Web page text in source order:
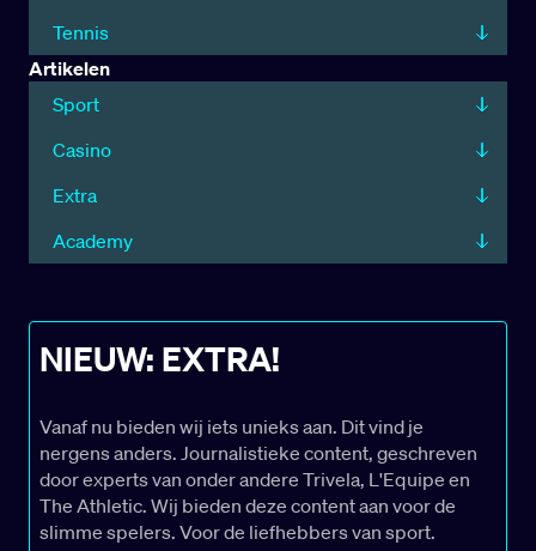
Tennis
Artikelen
Sport
Casino
Extra
Academy
NIEUW: EXTRA!
Vanaf nu bieden wij iets unieks aan. Dit vind je
nergens anders. Journalistieke content, geschreven
door experts van onder andere Trivela, L'Equipe en
The Athletic. Wij bieden deze content aan voor de
slimme spelers. Voor de liefhebbers van sport.